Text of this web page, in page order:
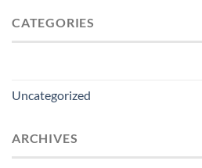
CATEGORIES
Uncategorized
ARCHIVES
Archives